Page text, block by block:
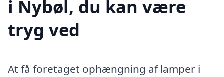
i Nybøl, du kan være
tryg ved
At få foretaget ophængning af lamper i